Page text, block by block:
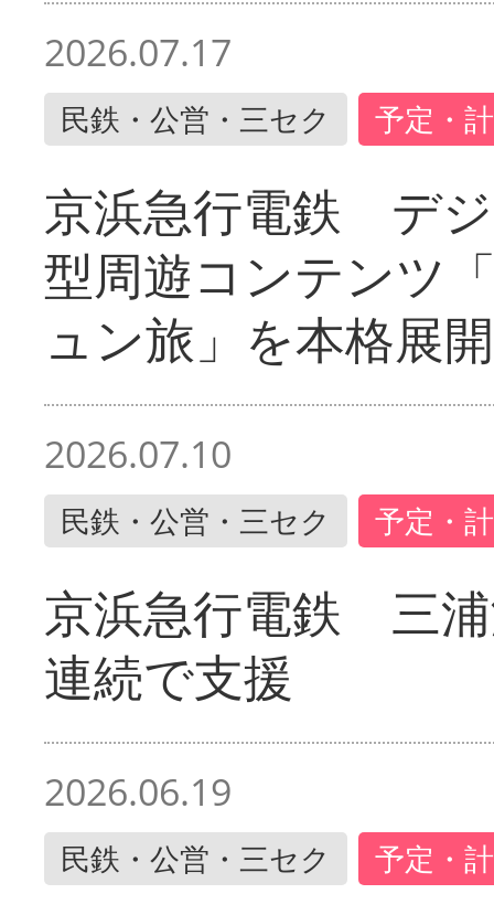
2026.07.17
民鉄・公営・三セク 予定・
京浜急行電鉄 デ
型周遊コンテンツ
ュン旅」を本格展開
2026.07.10
民鉄・公営・三セク 予定・
京浜急行電鉄 三
連続で支援
2026.06.19
民鉄・公営・三セク 予定・